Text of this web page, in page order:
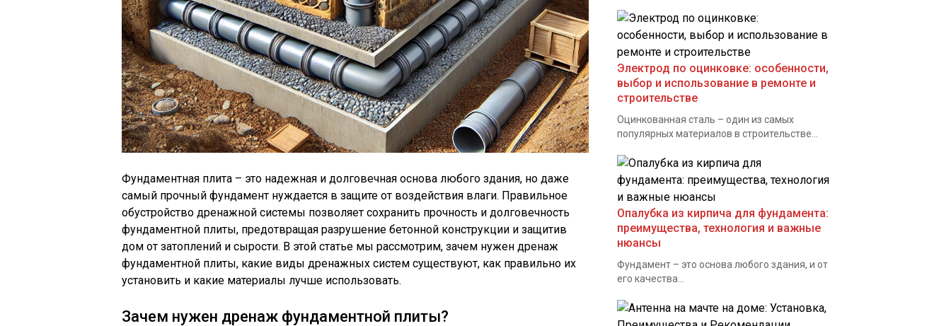
Фундаментная плита – это надежная и долговечная основа любого здания, но даже
самый прочный фундамент нуждается в защите от воздействия влаги. Правильное
обустройство дренажной системы позволяет сохранить прочность и долговечность
фундаментной плиты, предотвращая разрушение бетонной конструкции и защитив
дом от затоплений и сырости. В этой статье мы рассмотрим, зачем нужен дренаж
фундаментной плиты, какие виды дренажных систем существуют, как правильно их
установить и какие материалы лучше использовать.
Зачем нужен дренаж фундаментной плиты?
Электрод по оцинковке: особенности,
выбор и использование в ремонте и
строительстве
Оцинкованная сталь – один из самых
популярных материалов в строительстве...
Опалубка из кирпича для фундамента:
преимущества, технология и важные
нюансы
Фундамент – это основа любого здания, и от
его качества...